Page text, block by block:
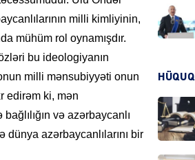
milli kimliyinin,
mühüm rol oynamışdır.
bu ideologiyanın
milli mənsubiyyəti onun
edirəm ki, mən
və azərbaycanlı
azərbaycanlılarını bir
HÜQUQ